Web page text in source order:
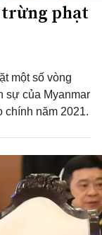
trừng phạt
một số vòng
sự của Myanmar
chính năm 2021.